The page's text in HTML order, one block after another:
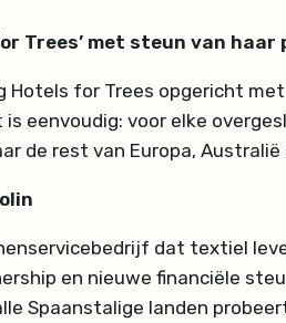
Trees’ met steun van
Hotels for Trees opgericht
eenvoudig: voor elke
de rest van Europa, Australië
dat textiel
en nieuwe financiële
Spaanstalige landen